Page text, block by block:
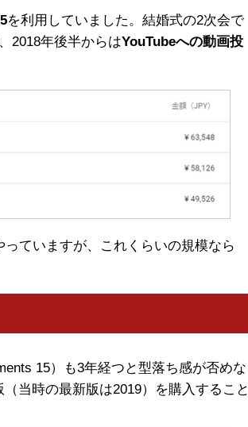
を利用していました。結婚式の2次会で
2018年後半からはYouTubeへの動画投
ていますが、これくらいの規模なら
15）も3年経つと型落ち感が否めな
当時の最新版は2019）を購入すること